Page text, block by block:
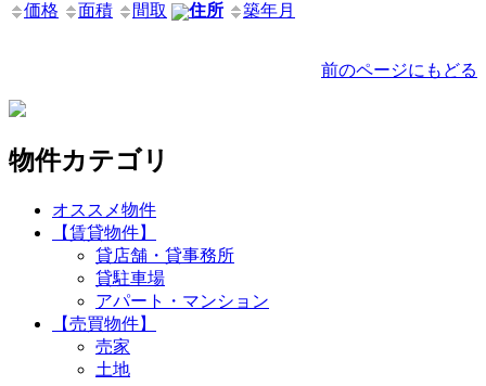
価格 面積 間取 住所 築年月
前のページにもどる
物件カテゴリ
オススメ物件
【賃貸物件】
貸店舗・貸事務所
貸駐車場
アパート・マンション
【売買物件】
売家
土地